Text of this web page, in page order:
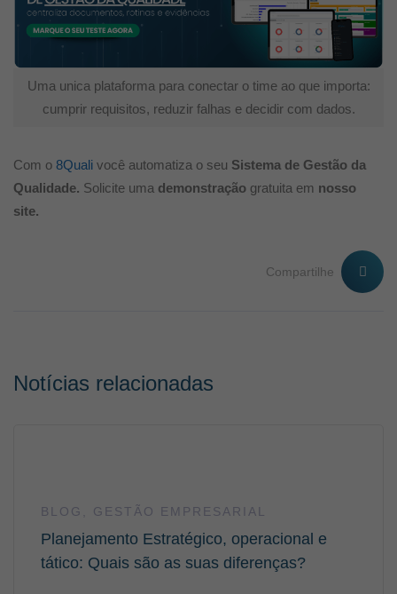
Uma unica plataforma para conectar o time ao que importa:
cumprir requisitos, reduzir falhas e decidir com dados.
Com o 8Quali você automatiza o seu Sistema de Gestão da
Qualidade. Solicite uma demonstração gratuita em nosso
site.
Compartilhe
Notícias relacionadas
BLOG GESTÃO EMPRESARIAL
Planejamento Estratégico, operacional e
tático: Quais são as suas diferenças?